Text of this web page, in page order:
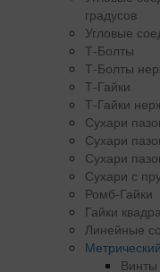
градусов
Угловые
Т-Болты
Т-Болты
Т-Гайки
Т-Гайки
Сухари
Сухари
Сухари
Сухари с
Ромб-Гайки
Гайки
Линейные